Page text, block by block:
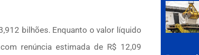
bilhões. Enquanto o valor líquido
renúncia estimada de R$ 12,09